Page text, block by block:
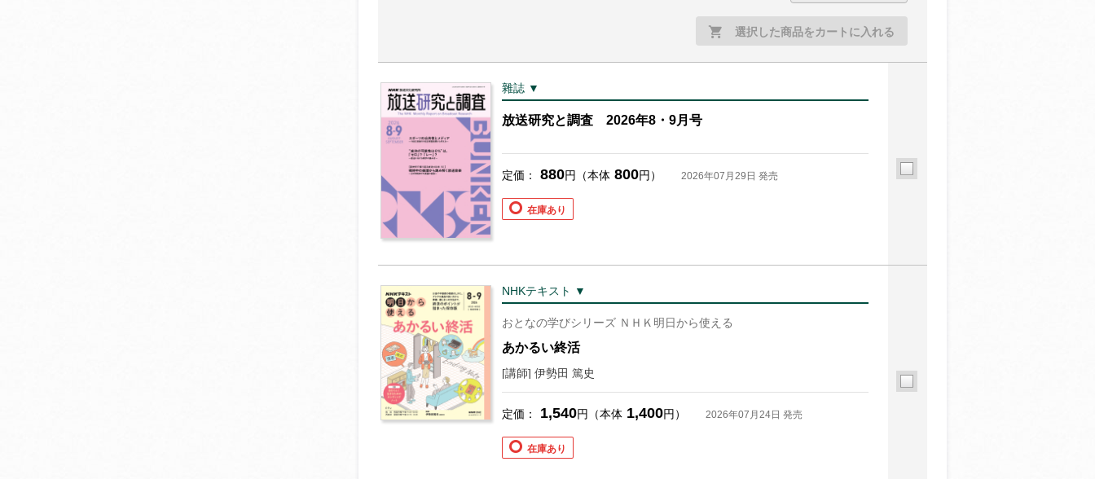
選択した商品をカートに入れる
雜誌 ▼
放送研究と調査 2026年8・9月号
定価： 880円（本体 800円） 2026年07月29日 発売
在庫あり
NHKテキスト ▼
おとなの学びシリーズ ＮＨＫ明日から使える
あかるい終活
[講師] 伊勢田 篤史
定価： 1,540円（本体 1,400円） 2026年07月24日 発売
在庫あり